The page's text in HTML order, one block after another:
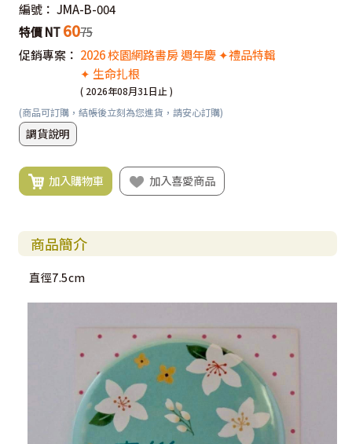
編號： JMA-B-004
特價 NT 6075
促銷專案： 2026 校園網路書房 週年慶 ✦禮品特輯
✦ 生命扎根
( 2026年08月31日止 )
(商品可訂購，結帳後立刻為您進貨，請安心訂購)
調貨說明
加入購物車 加入喜愛商品
商品簡介
直徑7.5cm